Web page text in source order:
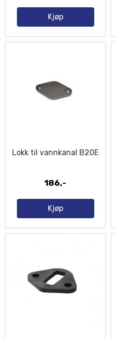
Kjøp
Lokk til vannkanal B20E
186,-
Kjøp